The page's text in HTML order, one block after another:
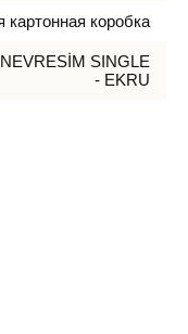
картонная коробка
SINGLE
- EKRU